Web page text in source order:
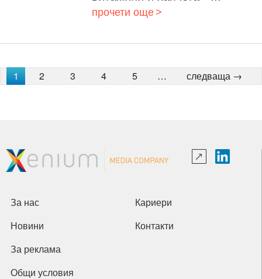
прочети още
1 2 3 4 5 … следваща →
За нас Кариери
Новини Контакти
За реклама
Общи условия